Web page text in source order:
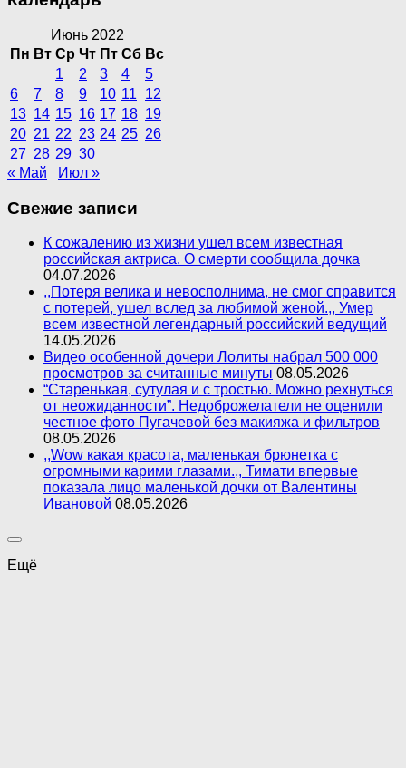
Июнь 2022
Пн Вт Ср Чт Пт Сб Вс
1
2 3 4
5
6
7 8 9 10 11
12
13 14 15 16 17 18 19
20 21 22 23 24 25 26
27 28 29 30
« Май
Июл »
Свежие записи
К сожалению из жизни ушел всем известная
российская актриса. О смерти сообщила дочка
04.07.2026
,,Потеря велика и невосполнима, не смог справится
с потерей, ушел вслед за любимой женой.,, Умер
всем известной легендарный российский ведущий
14.05.2026
Видео особенной дочери Лолиты набрал 500 000
просмотров за считанные минуты 08.05.2026
“Старенькая, сутулая и с тростью. Можно рехнуться
от неожиданности”. Недоброжелатели не оценили
честное фото Пугачевой без макияжа и фильтров
08.05.2026
,,Wow какая красота, маленькая брюнетка с
огромными карими глазами.,, Тимати впервые
показала лицо маленькой дочки от Валентины
Ивановой 08.05.2026
Ещё